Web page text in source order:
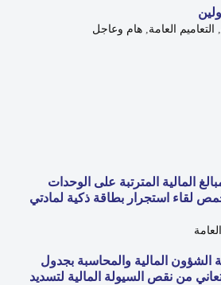
, التعاميم العامة, هام وعاجل
المالية المترتبة على الوحدات
لقاء استجرار بطاقة ذكية لمادتي
المالية والمحاسبة بجدول
تعاني من نقص السيولة المالية لتسديد